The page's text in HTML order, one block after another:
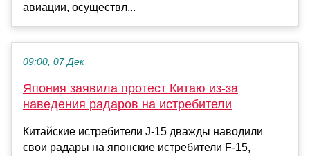
авиации, осуществл...
09:00, 07 Дек
Япония заявила протест Китаю из-за
наведения радаров на истребители
Китайские истребители J-15 дважды наводили
свои радары на японские истребители F-15,